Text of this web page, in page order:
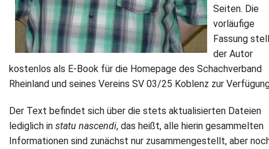
Seiten. Die
vorläufige
Fassung
der Autor
kostenlos als E-Book für die Homepage des Schachverband
Rheinland und seines Vereins SV 03/25 Koblenz zur
Der Text befindet sich über die stets aktualisierten Dateien
lediglich in statu nascendi, das heißt, alle hierin gesammelten
Informationen sind zunächst nur zusammengestellt, aber